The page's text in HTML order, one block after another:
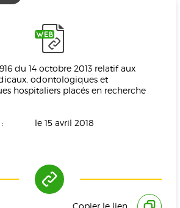
du 14 octobre 2013 relatif aux
odontologiques et
hospitaliers placés en recherche
le 15 avril 2018
Copier le lien